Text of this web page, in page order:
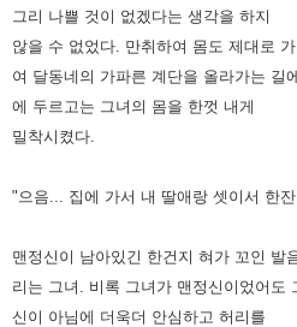
그리 나쁠 것이 없겠다는 생각을 하지
않을 수 없었다. 만취하여 몸도 제대로
여 달동네의 가파른 계단을 올라가는 길
에 두르고는 그녀의 몸을 한껏 내게
밀착시켰다.
"으음... 집에 가서 내 딸애랑 셋이서 한
맨정신이 남아있긴 한건지 혀가 꼬인 발
리는 그녀. 비록 그녀가 맨정신이었어도
신이 아님에 더욱더 안심하고 허리를